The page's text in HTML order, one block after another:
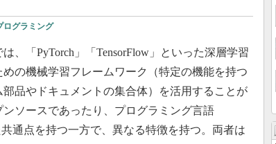
ログラミング
、「PyTorch」「TensorFlow」といった深層学習
の機械学習フレームワーク（特定の機能を持つ
品やドキュメントの集合体）を活用することが
ソースであったり、プログラミング言語
通点を持つ一方で、異なる特徴を持つ。両者は